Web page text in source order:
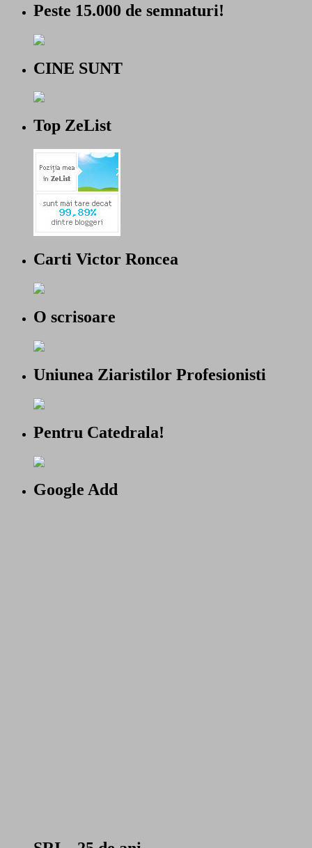
Peste 15.000 de semnaturi!
CINE SUNT
Top ZeList
Carti Victor Roncea
O scrisoare
Uniunea Ziaristilor Profesionisti
Pentru Catedrala!
Google Add